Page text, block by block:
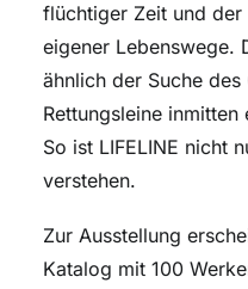
flüchtiger Zeit und der
eigener Lebenswege.
ähnlich der Suche
Rettungsleine
So ist LIFELINE nicht
verstehen.
Zur Ausstellung
Katalog mit 100